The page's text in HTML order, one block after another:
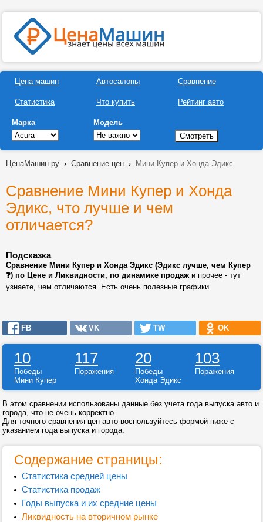
Цена машин
Статистика
Автосалоны
Что купить
Сравнение
Рейтинг авто
Марка Модель
ЦенаМашин.ру › Сравнение цен › Мини Купер и Хонда Эдикс
Сравнение Мини Купер и Хонда
Эдикс, что лучше и чем
отличается?
Подсказка
Сравнение Мини Купер и Хонда Эдикс (Эдикс лучше, чем Купер
❓) по Цене и Ликвидности, по динамике продажи прочее - тут
узнаете, чем отличаются. Есть очень полезные графики.
FB VK TW OK
10 117 20 103
Победы Поражения Победы
Поражения
Мини Купер
Хонда Эдикс
В этом сравнении использованы данные без учета года выпуска авто и
города, что не очень корректно.
Для точного сравнения цен авто воспользуйтесь формой ниже с
указанием года выпуска и города.
Содержание страницы:
Статистика средней цены
Статистика продаж
Годы выпуска и их средние цены
Ликвидность на вторичном рынке